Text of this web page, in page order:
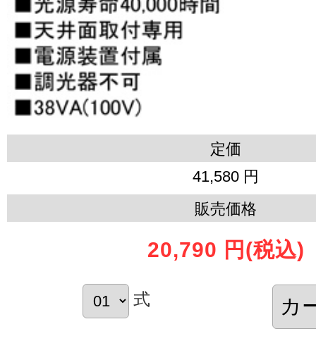
定価
41,580 円
販売価格
20,790 円 (税込)
式